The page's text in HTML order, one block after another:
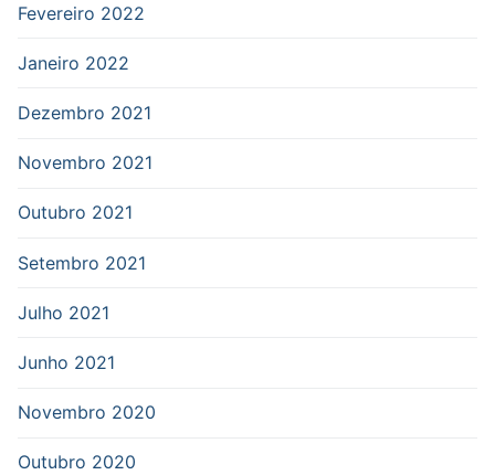
Fevereiro 2022
Janeiro 2022
Dezembro 2021
Novembro 2021
Outubro 2021
Setembro 2021
Julho 2021
Junho 2021
Novembro 2020
Outubro 2020